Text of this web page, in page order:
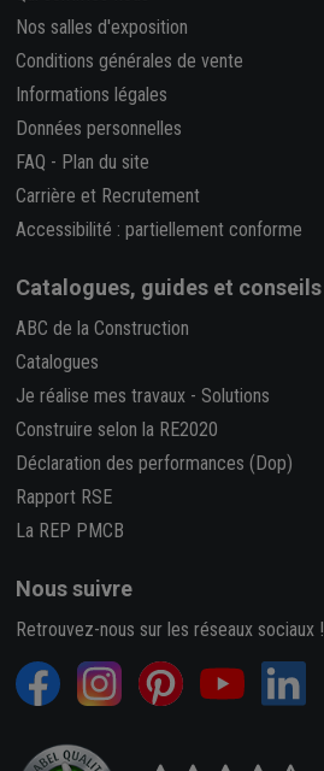
Nos salles d'exposition
Conditions générales de vente
Informations légales
Données personnelles
FAQ - Plan du site
Carrière et Recrutement
Accessibilité : partiellement conforme
Catalogues, guides et conseils
ABC de la Construction
Catalogues
Je réalise mes travaux - Solutions
Construire selon la RE2020
Déclaration des performances (Dop)
Rapport RSE
La REP PMCB
Nous suivre
Retrouvez-nous sur les réseaux sociaux !